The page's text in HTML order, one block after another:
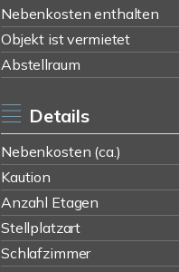
Nebenkosten enthalten
Objekt ist vermietet
Abstellraum
Details
Nebenkosten (ca.)
Kaution
Anzahl Etagen
Stellplatzart
Schlafzimmer